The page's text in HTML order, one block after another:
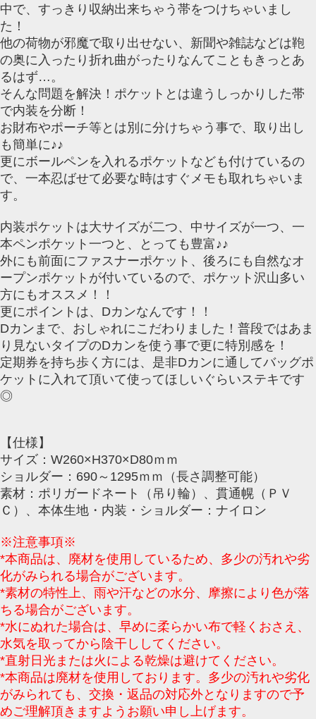
中で、すっきり収納出来ちゃう帯をつけちゃいまし
た！
他の荷物が邪魔で取り出せない、新聞や雑誌などは鞄
の奥に入ったり折れ曲がったりなんてこともきっとあ
るはず…。
そんな問題を解決！ポケットとは違うしっかりした帯
で内装を分断！
お財布やポーチ等とは別に分けちゃう事で、取り出し
も簡単に♪♪
更にボールペンを入れるポケットなども付けているの
で、一本忍ばせて必要な時はすぐメモも取れちゃいま
す。
内装ポケットは大サイズが二つ、中サイズが一つ、一
本ペンポケット一つと、とっても豊富♪♪
外にも前面にファスナーポケット、後ろにも自然なオ
ープンポケットが付いているので、ポケット沢山多い
方にもオススメ！！
更にポイントは、Dカンなんです！！
Dカンまで、おしゃれにこだわりました！普段ではあま
り見ないタイプのDカンを使う事で更に特別感を！
定期券を持ち歩く方には、是非Dカンに通してバッグポ
ケットに入れて頂いて使ってほしいぐらいステキです
◎
【仕様】
サイズ：W260×H370×D80ｍｍ
ショルダー：690～1295ｍｍ（長さ調整可能）
素材：ポリガードネート（吊り輪）、貫通幌（ＰＶ
Ｃ）、本体生地・内装・ショルダー：ナイロン
※注意事項※
*本商品は、廃材を使用しているため、多少の汚れや劣
化がみられる場合がございます。
*素材の特性上、雨や汗などの水分、摩擦により色が落
ちる場合がございます。
*水にぬれた場合は、早めに柔らかい布で軽くおさえ、
水気を取ってから陰干ししてください。
*直射日光または火による乾燥は避けてください。
*本商品は廃材を使用しております。多少の汚れや劣化
がみられても、交換・返品の対応外となりますので予
めご理解頂きますようお願い申し上げます。